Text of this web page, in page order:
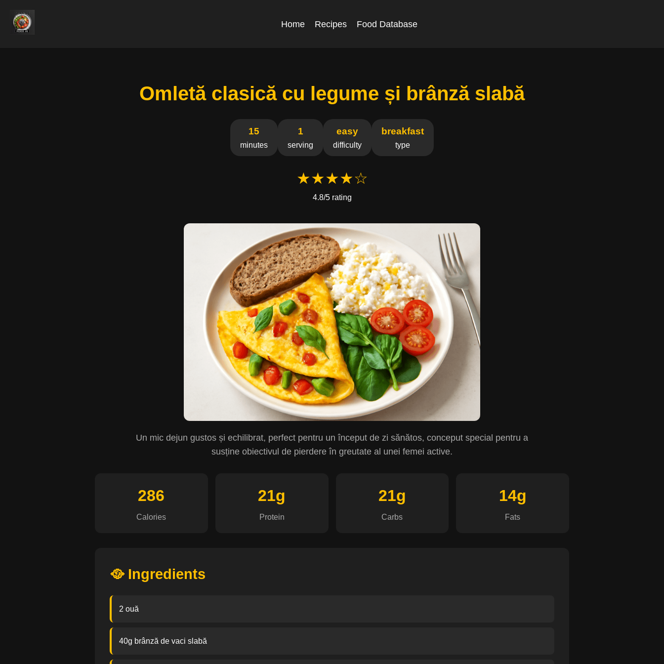
Home Recipes Food Database
Omletă clasică cu legume și brânză slabă
15
minutes
1
serving
easy
difficulty
breakfast
type
★★★★☆
4.8/5 rating
Un mic dejun gustos și echilibrat, perfect pentru un început de zi sănătos, conceput special pentru a
susține obiectivul de pierdere în greutate al unei femei active.
286
Calories
21g
Protein
21g
Carbs
14g
Fats
🥘 Ingredients
2 ouă
40g brânză de vaci slabă